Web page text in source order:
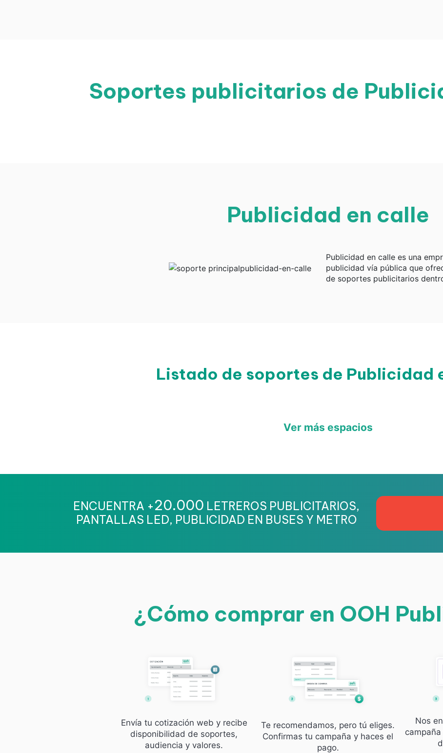
Soportes publicitarios de
Publicidad en calle
Publicidad en calle es una
publicidad vía pública que
de soportes publicitarios
Listado de soportes de Publicidad
Ver más espacios
ENCUENTRA +20.000 LETREROS PUBLICITARIOS,
PANTALLAS LED, PUBLICIDAD EN BUSES Y METRO
¿Cómo comprar en OOH
Envía tu cotización web y recibe
disponibilidad de soportes,
audiencia y valores.
Te recomendamos, pero tú eliges.
Confirmas tu campaña y haces el
pago.
Nos